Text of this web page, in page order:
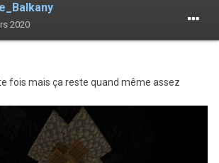
2020
fois mais ça reste quand même assez